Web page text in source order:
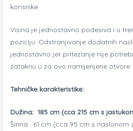
korisnike.
Visina je jednostavno podesiva i u
poziciju. Odstranjivanje dodatnih
jednostavno jer pritezanje nije
zataknu u za ovo namijenjene otvore.
Tehničke karakteristike:
Dužina: 185 cm (cca 215 cm s
Širina: 61 cm (cca 95 cm s naslonom